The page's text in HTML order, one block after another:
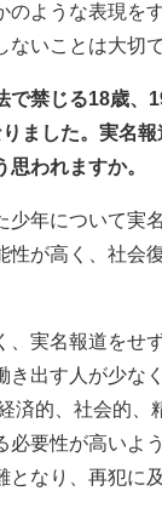
ような表現を
いことは大切で
禁じる18歳
ました。実名
われますか。
年について実
性が高く、社会
実名報道をせ
出す人が少な
済的、社会的、
要性が高いよ
なり、再犯に